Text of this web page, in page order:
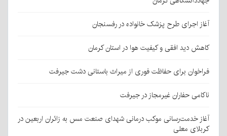
آغاز اجرای طرح پزشک خانواده در رفسنجان
کاهش دید افقی و کیفیت هوا در استان کرمان
فراخوان برای حفاظت فوری از میراث باستانی دشت جیرفت
ناکامی حفاران غیرمجاز در جیرفت
آغاز خدمت‌رسانی موکب درمانی شهدای صنعت مس به زائران اربعین در
کربلای معلی